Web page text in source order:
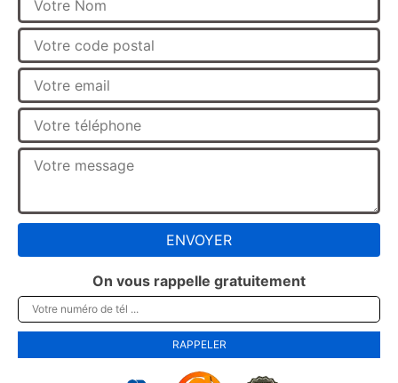
On vous rappelle gratuitement